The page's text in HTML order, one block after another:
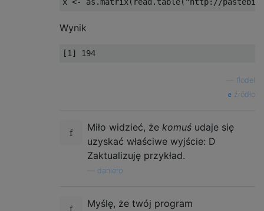
Wynik
flodel
źródło
Miło widzieć, że komuś udaje się
uzyskać właściwe wyjście: D
Zaktualizuję przykład.
daniero
Myślę, że twój program